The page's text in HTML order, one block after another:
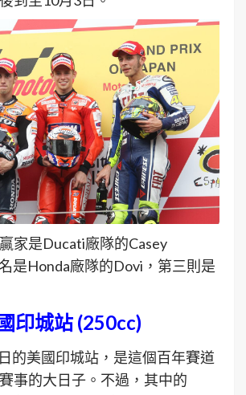
家是Ducati廠隊的Casey
是Honda廠隊的Dovi，第三則是
印城站 (250cc)
的美國印城站，是這個百年賽道
事的大日子。不過，其中的